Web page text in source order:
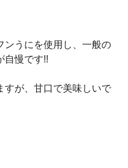
ンうにを使用し、一般の
自慢です!!
すが、甘口で美味しいで